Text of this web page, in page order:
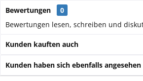
Bewertungen
0
Bewertungen lesen, schreiben und
Kunden kauften auch
Kunden haben sich ebenfalls angesehen